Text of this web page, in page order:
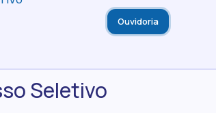
Ouvidoria
Seletivo